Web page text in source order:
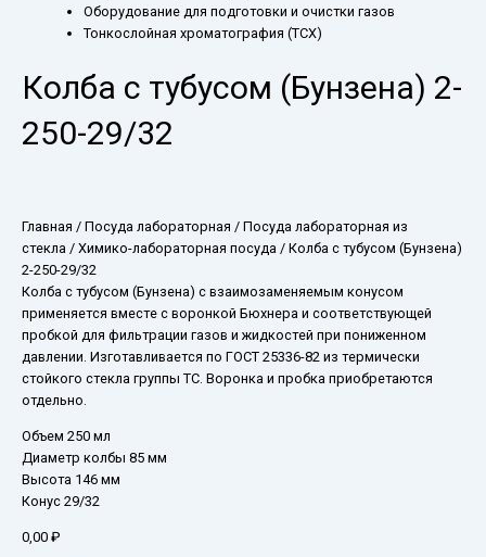
Оборудование для подготовки и очистки газов
Тонкослойная хроматография (ТСХ)
Колба с тубусом (Бунзена) 2-
250-29/32
Главная / Посуда лабораторная / Посуда лабораторная из
стекла / Химико-лабораторная посуда / Колба с тубусом (Бунзена)
2-250-29/32
Колба с тубусом (Бунзена) с взаимозаменяемым конусом
применяется вместе с воронкой Бюхнера и соответствующей
пробкой для фильтрации газов и жидкостей при пониженном
давлении. Изготавливается по ГОСТ 25336-82 из термически
стойкого стекла группы ТС. Воронка и пробка приобретаются
отдельно.
Объем 250 мл
Диаметр колбы 85 мм
Высота 146 мм
Конус 29/32
0,00 ₽